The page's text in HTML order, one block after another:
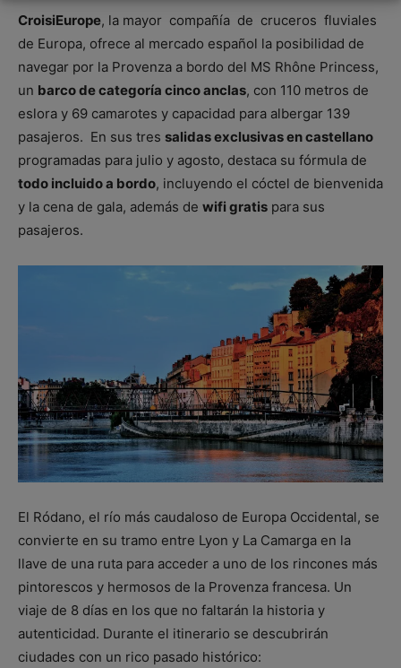
CroisiEurope, la mayor compañía de cruceros fluviales
de Europa, ofrece al mercado español la posibilidad de
navegar por la Provenza a bordo del MS Rhône Princess,
un barco de categoría cinco anclas, con 110 metros de
eslora y 69 camarotes y capacidad para albergar 139
pasajeros. En sus tres salidas exclusivas en castellano
programadas para julio y agosto, destaca su fórmula de
todo incluido a bordo, incluyendo el cóctel de bienvenida
y la cena de gala, además de wifi gratis para sus
pasajeros.
El Ródano, el río más caudaloso de Europa Occidental, se
convierte en su tramo entre Lyon y La Camarga en la
llave de una ruta para acceder a uno de los rincones más
pintorescos y hermosos de la Provenza francesa. Un
viaje de 8 días en los que no faltarán la historia y
autenticidad. Durante el itinerario se descubrirán
ciudades con un rico pasado histórico: